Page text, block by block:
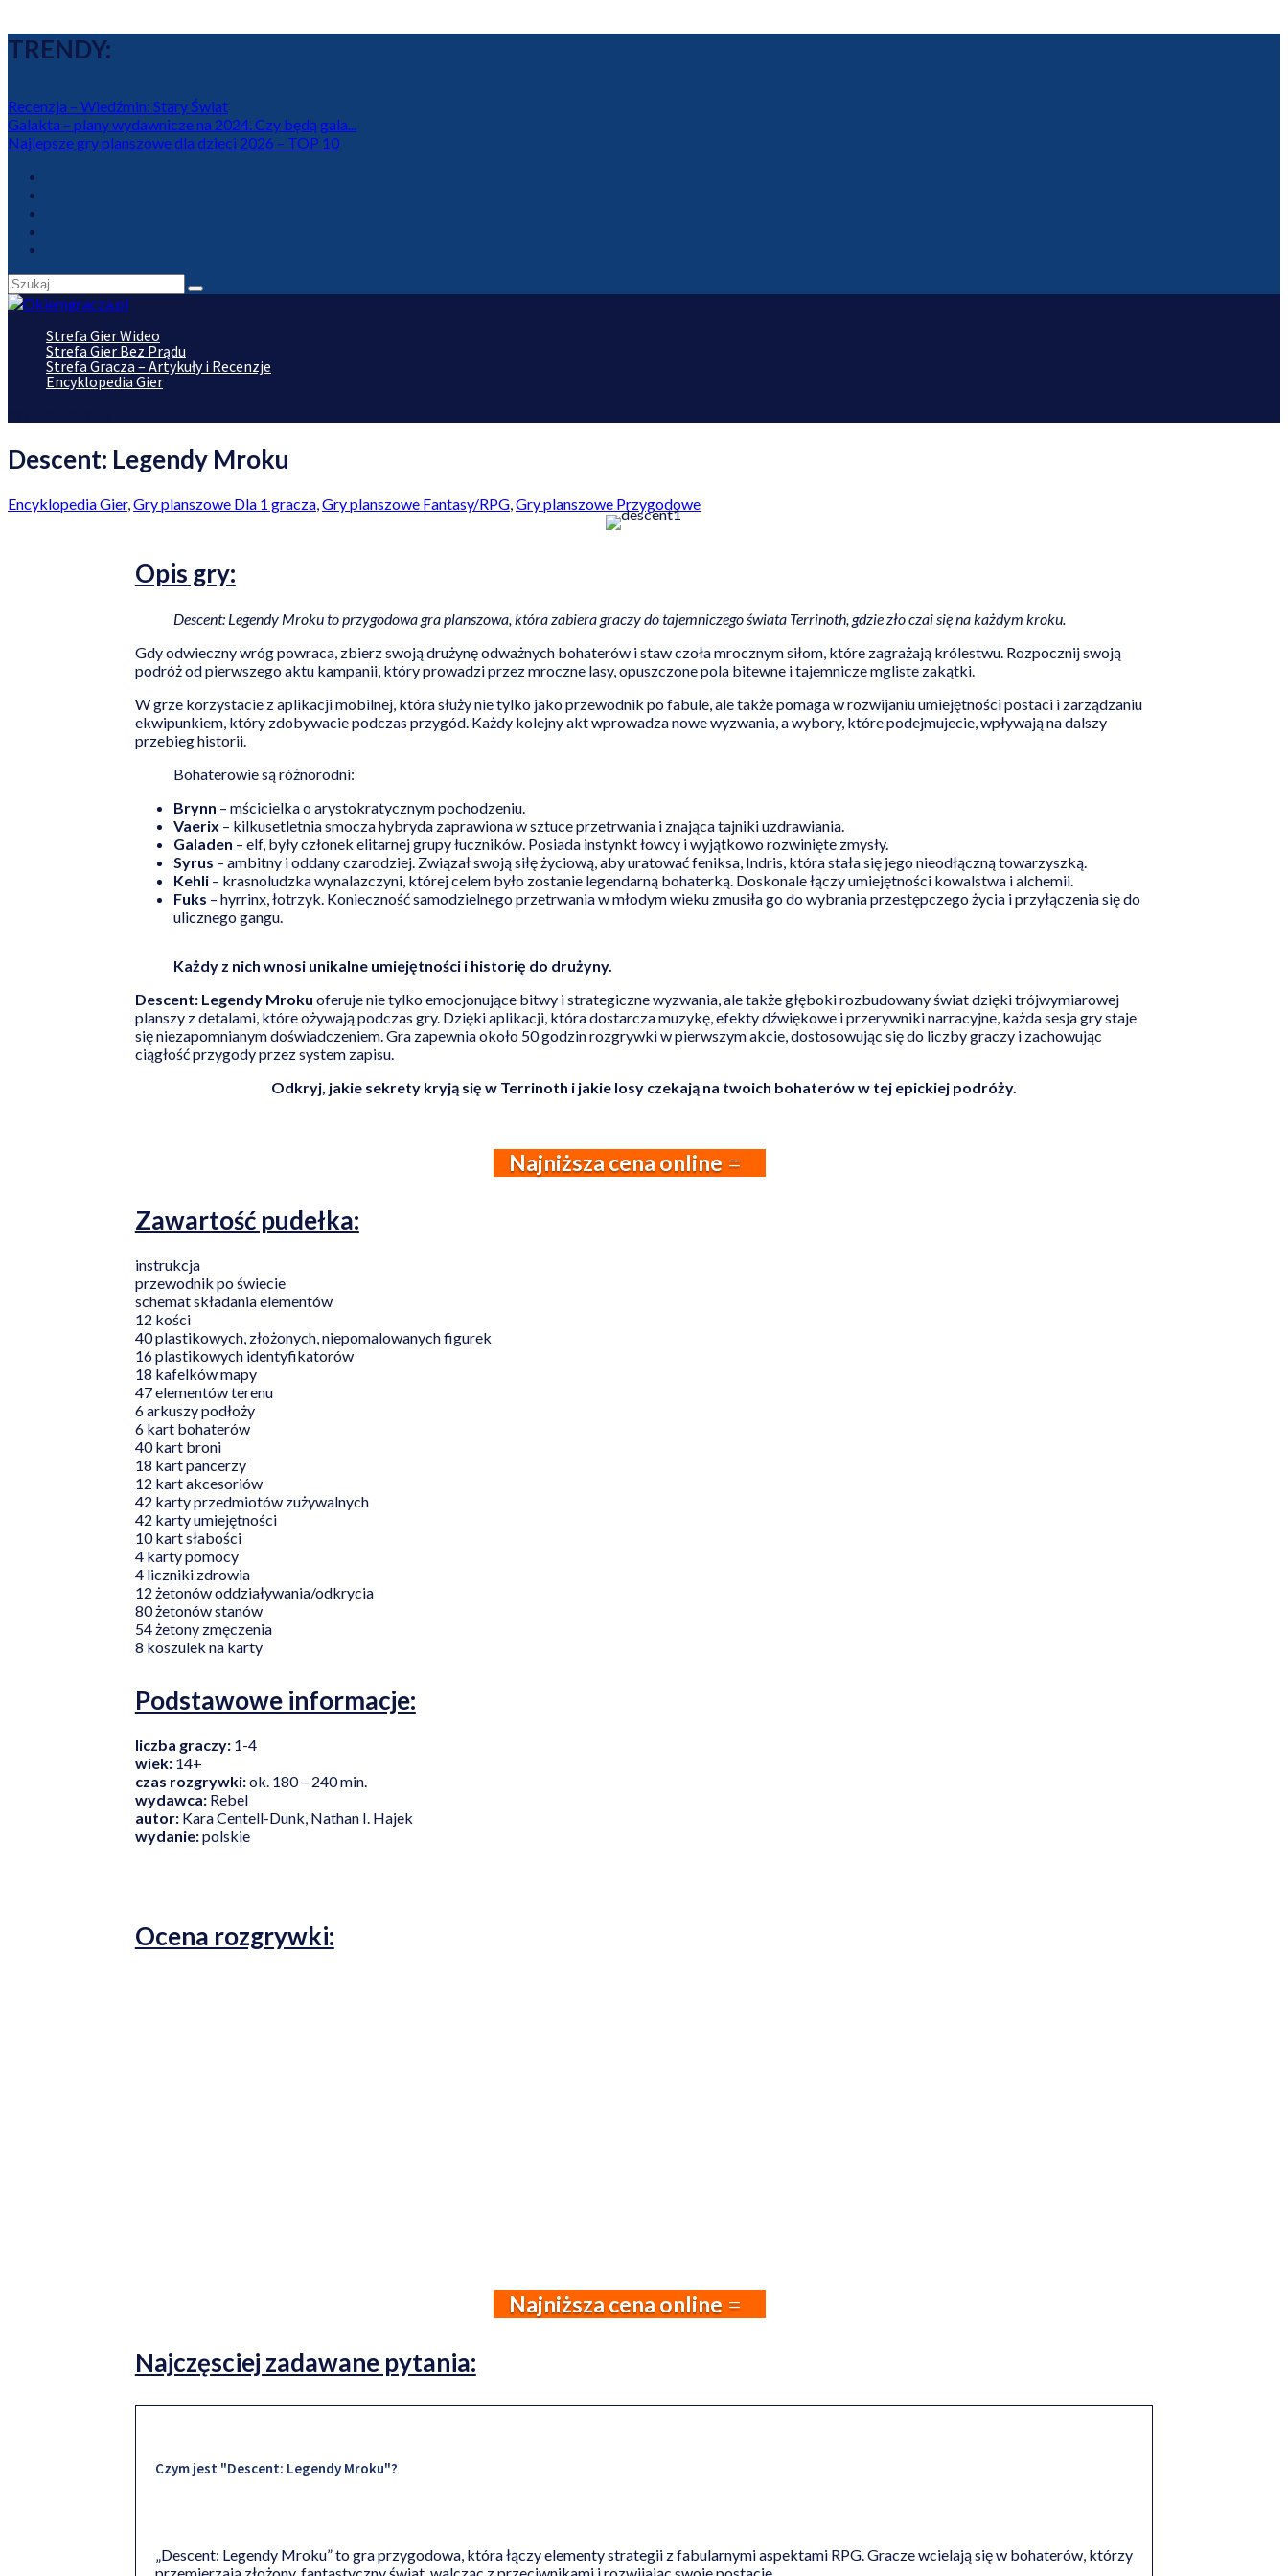
TRENDY:
Recenzja – Wiedźmin: Stary Świat
Galakta – plany wydawnicze na 2024. Czy będą gala...
Najlepsze gry planszowe dla dzieci 2026 – TOP 10
Strefa Gier Wideo
Strefa Gier Bez Prądu
Strefa Gracza – Artykuły i Recenzje
Encyklopedia Gier
Descent: Legendy Mroku
Encyklopedia Gier,Gry planszowe Dla 1 gracza,Gry planszowe Fantasy/RPG,Gry planszowe Przygodowe
Opis gry:
Descent: Legendy Mroku to przygodowa gra planszowa, która zabiera graczy do tajemniczego świata Terrinoth, gdzie zło czai się na każdym kroku.
Gdy odwieczny wróg powraca, zbierz swoją drużynę odważnych bohaterów i staw czoła mrocznym siłom, które zagrażają królestwu. Rozpocznij swoją
podróż od pierwszego aktu kampanii, który prowadzi przez mroczne lasy, opuszczone pola bitewne i tajemnicze mgliste zakątki.
W grze korzystacie z aplikacji mobilnej, która służy nie tylko jako przewodnik po fabule, ale także pomaga w rozwijaniu umiejętności postaci i zarządzaniu
ekwipunkiem, który zdobywacie podczas przygód. Każdy kolejny akt wprowadza nowe wyzwania, a wybory, które podejmujecie, wpływają na dalszy
przebieg historii.
Bohaterowie są różnorodni:
Brynn – mścicielka o arystokratycznym pochodzeniu.
Vaerix – kilkusetletnia smocza hybryda zaprawiona w sztuce przetrwania i znająca tajniki uzdrawiania.
Galaden – elf, były członek elitarnej grupy łuczników. Posiada instynkt łowcy i wyjątkowo rozwinięte zmysły.
Syrus – ambitny i oddany czarodziej. Związał swoją siłę życiową, aby uratować feniksa, Indris, która stała się jego nieodłączną towarzyszką.
Kehli– krasnoludzka wynalazczyni, której celem było zostanie legendarną bohaterką. Doskonale łączy umiejętności kowalstwa i alchemii.
Fuks – hyrrinx, łotrzyk. Konieczność samodzielnego przetrwania w młodym wieku zmusiła go do wybrania przestępczego życia i przyłączenia się do
ulicznego gangu.
Każdy z nich wnosi unikalne umiejętności i historię do drużyny.
Descent: Legendy Mroku oferuje nie tylko emocjonujące bitwy i strategiczne wyzwania, ale także głęboki rozbudowany świat dzięki trójwymiarowej
planszy z detalami, które ożywają podczas gry. Dzięki aplikacji, która dostarcza muzykę, efekty dźwiękowe i przerywniki narracyjne, każda sesja gry staje
się niezapomnianym doświadczeniem. Gra zapewnia około 50 godzin rozgrywki w pierwszym akcie, dostosowując się do liczby graczy i zachowując
ciągłość przygody przez system zapisu.
Odkryj, jakie sekrety kryją się w Terrinoth i jakie losy czekają na twoich bohaterów w tej epickiej podróży.
Najniższa cena online
Zawartość pudełka:
instrukcja
przewodnik po świecie
schemat składania elementów
12 kości
40 plastikowych, złożonych, niepomalowanych figurek
16 plastikowych identyfikatorów
18 kafelków mapy
47 elementów terenu
6 arkuszy podłoży
6 kart bohaterów
40 kart broni
18 kart pancerzy
12 kart akcesoriów
42 karty przedmiotów zużywalnych
42 karty umiejętności
10 kart słabości
4 karty pomocy
4 liczniki zdrowia
12 żetonów oddziaływania/odkrycia
80 żetonów stanów
54 żetony zmęczenia
8 koszulek na karty
Podstawowe informacje:
liczba graczy:1-4
wiek:14+
czas rozgrywki:ok. 180 – 240 min.
wydawca:Rebel
autor:Kara Centell-Dunk, Nathan I. Hajek
wydanie:polskie
Ocena rozgrywki:
Najniższa cena online
Najczęsciej zadawane pytania:
Czym jest "Descent: Legendy Mroku"?
„Descent: Legendy Mroku” to gra przygodowa, która łączy elementy strategii z fabularnymi aspektami RPG. Gracze wcielają się w bohaterów, którzy